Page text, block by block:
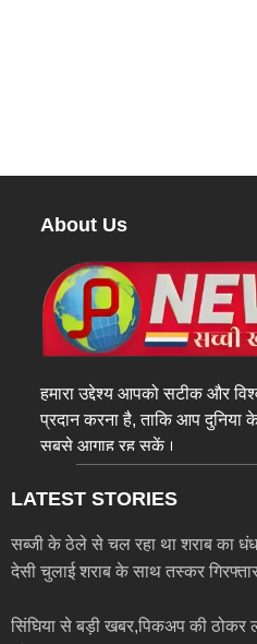
About Us
हमारा उद्देश्य आपको सटीक और
प्रदान करना है, ताकि आप दुनिया
सबसे आगाह रह सकें।
LATEST STORIES
सब्जी के ठेले से चल रहा था शराब का
देसी चुलाई शराब के साथ तस्कर
सिंघिया से बड़ी खबर,पिकअप की ठोकर